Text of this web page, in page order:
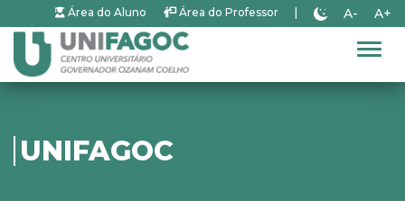
Área do Aluno Área do Professor A- A+
UNIFAGOC